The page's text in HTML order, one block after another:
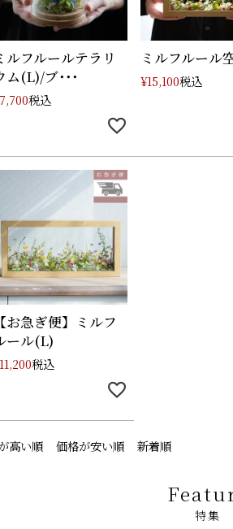
ルフルールテラリ
ム(L)/ブ･･･
7,700税込
ミルフルール
¥15,100税込
【お急ぎ便】ミルフ
ール(L)
11,200税込
高い順 価格が安い順 新着順
特集